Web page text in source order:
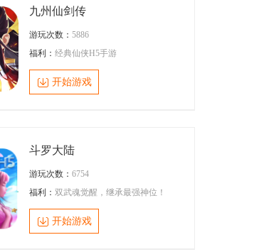
九州仙剑传
游玩次数： 5886
福利： 经典仙侠H5手游
开始游戏
斗罗大陆
游玩次数： 6754
福利： 双武魂觉醒，继承最强神位！
开始游戏